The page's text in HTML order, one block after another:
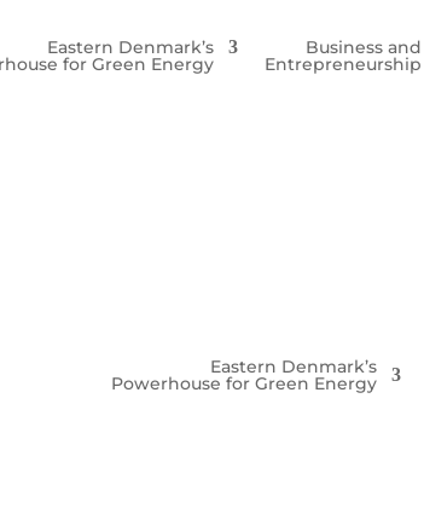
Eastern Denmark’s
for Green Energy
Business and
Entrepreneurship
Eastern Denmark’s
Powerhouse for Green Energy